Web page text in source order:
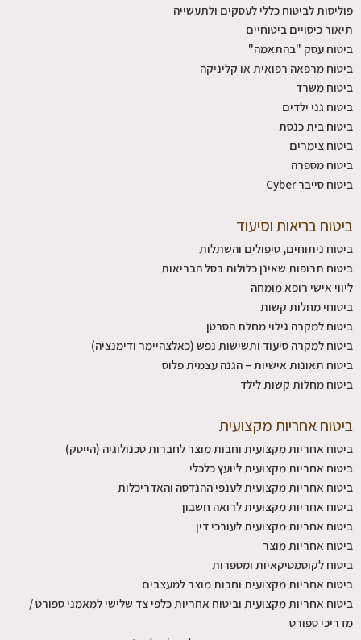
פוליסות לביטוח כללי לעסקים ולתעשייה
תיאור כיסויים ביטוחיים
ביטוח עסק "בהתאמה"
ביטוח מרפאה רפואית או קליניקה
ביטוח משרד
ביטוח גני ילדים
ביטוח בית כנסת
ביטוח צימרים
ביטוח מספרה
ביטוח סייבר Cyber
ביטוח בריאות וסיעוד
ביטוח ניתוחים, טיפולים והשתלות
ביטוח תרופות שאינן כלולות בסל הבריאות
ליווי אישי רופא מומחה
ביטוחי מחלות קשות
ביטוח למקרה גילוי מחלת הסרטן
ביטוח למקרה סיעוד ותשישות נפש (כאלצהיימר ודימנציה)
ביטוח תאונות אישיות – הגנה עצמית פלוס
ביטוח מחלות קשות לילד
ביטוח אחריות מקצועית
ביטוח אחריות מקצועית וחבות מוצר לחברות טכנולוגיה (הייטק)
ביטוח אחריות מקצועית ליועץ כלכלי
ביטוח אחריות מקצועית לענפי ההנדסה והאדריכלות
ביטוח אחריות מקצועית לרואה חשבון
ביטוח אחריות מקצועית לעורכי דין
ביטוח אחריות מוצר
ביטוח לקוסמטיקאיות ומספרות
ביטוח אחריות מקצועית וחבות מוצר למעצבים
ביטוח אחריות מקצועית וביטוח אחריות כלפי צד שלישי למאמני ספורט /
מדריכי ספורט